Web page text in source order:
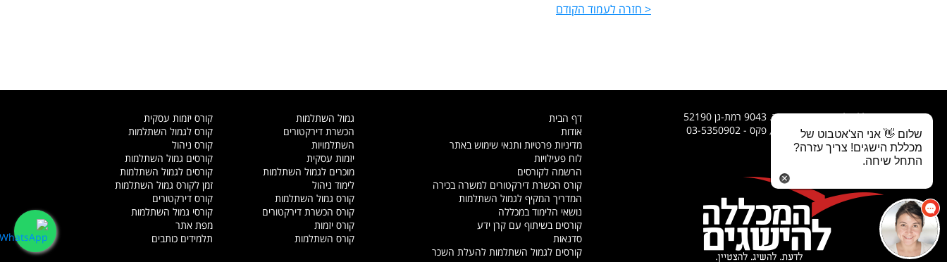
< חזרה לעמוד הקודם
המכללה להישגים בע"מ, ת.ד. 9043 רמת-גן 52190
טלפון רב קווי - 03-7369296, פקס - 03-5350902
דף הבית
אודות
מדיניות פרטיות ותנאי שימוש באתר
לוח פעילויות
הרשמה לקורסים
קורס הכשרת דירקטורים למשרה בכירה
המדריך המקיף לגמול השתלמות
נושאי הלימוד במכללה
קורסים בשיתוף עם קרן ידע
סדנאות
קורסים לגמול השתלמות להעלת השכר
גמול השתלמות
הכשרת דירקטורים
השתלמויות
יזמות עסקית
מוכרים לגמול השתלמות
לימוד ניהול
קורס גמול השתלמות
קורס הכשרת דירקטורים
קורס יזמות
קורס השתלמות
קורס יזמות עסקית
קורס לגמול השתלמות
קורס ניהול
קורסים גמול השתלמות
קורסים לגמול השתלמות
זמן לקורס גמול השתלמות
קורס דירקטורים
קורסי גמול השתלמות
מפת אתר
תלמידים כותבים
שלום 👋 אני הצ'אטבוט של
מכללת הישגים! צריך עזרה?
התחל שיחה.